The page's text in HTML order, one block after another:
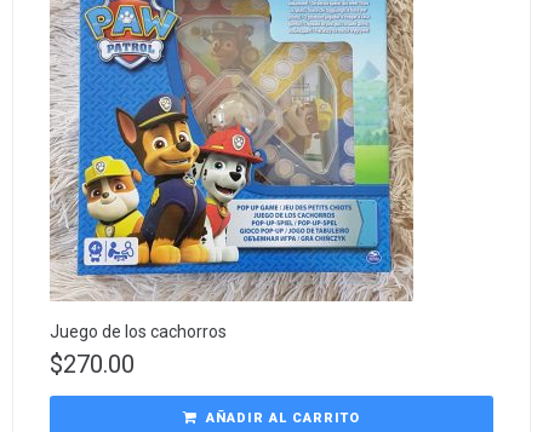
Juego de los cachorros
$270.00
AÑADIR AL CARRITO